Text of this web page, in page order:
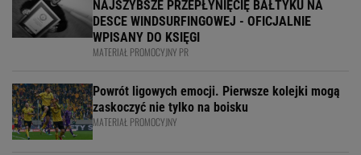
NAJSZYBSZE PRZEPŁYNIĘCIĘ BAŁTYKU NA
DESCE WINDSURFINGOWEJ - OFICJALNIE
WPISANY DO KSIĘGI
MATERIAŁ PROMOCYJNY PR
Powrót ligowych emocji. Pierwsze kolejki mogą
zaskoczyć nie tylko na boisku
MATERIAŁ PROMOCYJNY